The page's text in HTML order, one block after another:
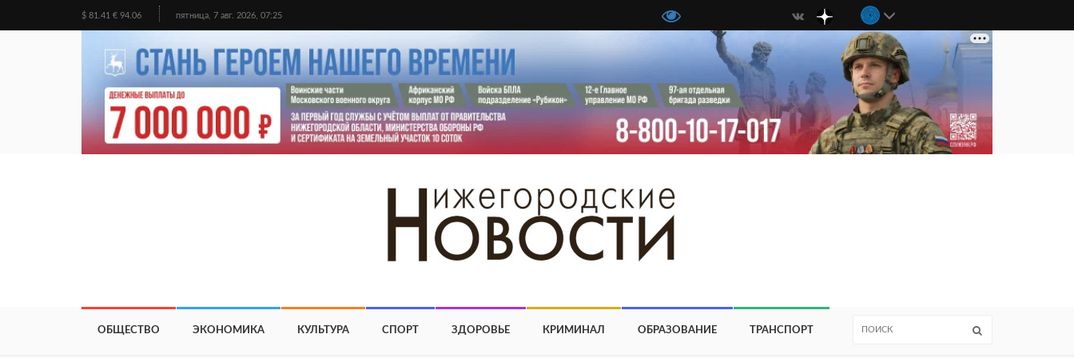
$ 81.41 € 94.06 пятница, 7 авг. 2026, 07:25
ОБЩЕСТВО ЭКОНОМИКА КУЛЬТУРА СПОРТ ЗДОРОВЬЕ КРИМИНАЛ ОБРАЗОВАНИЕ ТРАНСПОРТ